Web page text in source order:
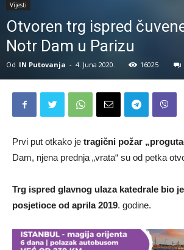
Vijesti
Otvoren trg ispred
Notr Dam u Parizu
Od IN Putovanja - 4. Juna 2020. 16025
Prvi put otkako je tragični požar
Dam, njena prednja „vrata“ su od petka
Trg ispred glavnog ulaza katedrale bio
posjetioce od aprila 2019. godine.